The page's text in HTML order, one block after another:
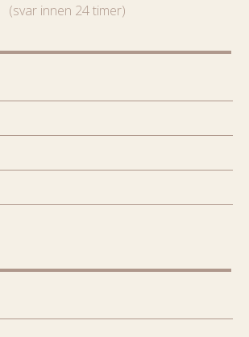
(svar innen 24 timer)